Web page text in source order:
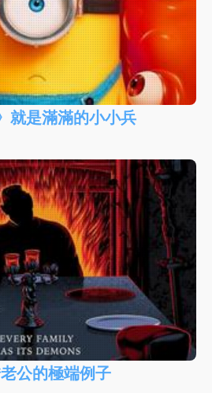
就是滿滿的小小兵
公的極端例子